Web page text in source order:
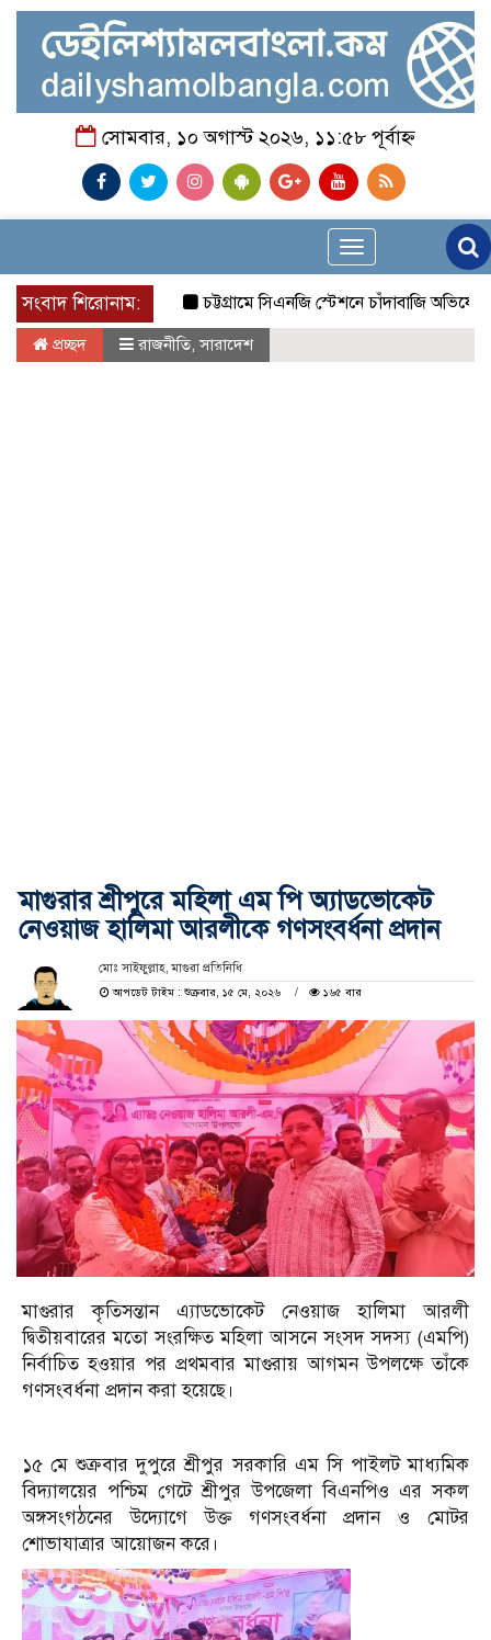
সোমবার, ১০ অগাস্ট ২০২৬, ১১:৫৮ পূর্বাহ্ন
Toggle
navigation
সংবাদ শিরোনাম:
চট্টগ্রামে সিএনজি স্টেশনে চাঁদাবাজি অভিযোগে
প্রচ্ছদ রাজনীতি,সারাদেশ
মাগুরার শ্রীপুরে মহিলা এম পি অ্যাডভোকেট
নেওয়াজ হালিমা আরলীকে গণসংবর্ধনা প্রদান
মোঃ সাইফুল্লাহ, মাগুরা প্রতিনিধি
আপডেট টাইম : শুক্রবার, ১৫ মে, ২০২৬
১৬৫ বার
মাগুরার কৃতিসন্তান এ্যাডভোকেট নেওয়াজ হালিমা আরলী
দ্বিতীয়বারের মতো সংরক্ষিত মহিলা আসনে সংসদ সদস্য (এমপি)
নির্বাচিত হওয়ার পর প্রথমবার মাগুরায় আগমন উপলক্ষে তাঁকে
গণসংবর্ধনা প্রদান করা হয়েছে।
১৫ মে শুক্রবার দুপুরে শ্রীপুর সরকারি এম সি পাইলট মাধ্যমিক
বিদ্যালয়ের পশ্চিম গেটে শ্রীপুর উপজেলা বিএনপিও এর সকল
অঙ্গসংগঠনের উদ্যোগে উক্ত গণসংবর্ধনা প্রদান ও মোটর
শোভাযাত্রার আয়োজন করে।